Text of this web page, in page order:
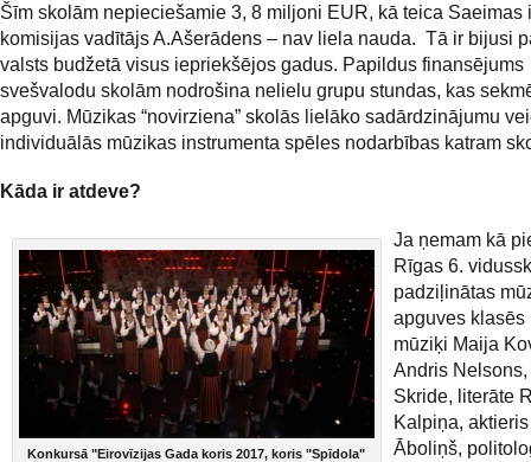
Šīm skolām nepieciešamie 3, 8 miljoni EUR, kā teica Saeimas
komisijas vadītājs A.Ašerādens – nav liela nauda. Tā ir bijusi
valsts budžetā visus iepriekšējos gadus. Papildus finansējums
svešvalodu skolām nodrošina nelielu grupu stundas, kas
apguvi. Mūzikas “novirziena” skolās lielāko sadārdzinājumu
individuālās mūzikas instrumenta spēles nodarbības katram
Kāda ir atdeve?
Konkursā "Eirovīzijas Gada koris 2017, koris "Spīdola"
Ja ņemam kā
Rīgas 6.
padziļinātas
apguves klasēs
mūziķi Maija
Andris
Skride, literāte
Kalpiņa,
Āboliņš,